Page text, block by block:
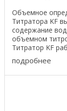
Объемное
Титратора KF
содержание
объемном
Титратор KF
диапазона ...
подробнее